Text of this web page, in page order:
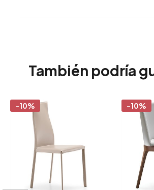
También podría
-10% -10%